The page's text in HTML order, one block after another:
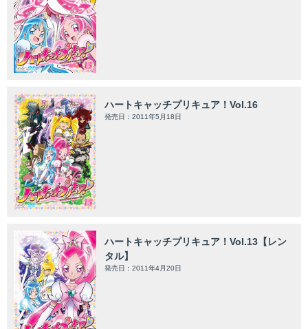
ハートキャッチプリキュア！Vol.16
発売日：2011年5月18日
ハートキャッチプリキュア！Vol.13【レン
タル】
発売日：2011年4月20日